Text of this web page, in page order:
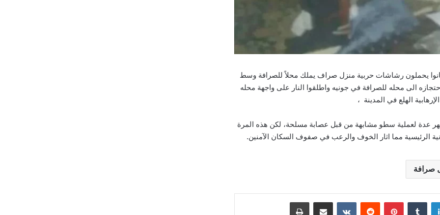
يحملون رشاشات حربية منزل صراف يملك محلاً للصرافة وسط
الى محله للصرافة في جونيه واطلقوا النار على واجهة محله
الهلع في المدينة ،
عدة لعملية سطو مشابهة من قبل عصابة مسلحة، لكن هذه المرة
الرئيسية مما اثار الخوف والرعب في صفوف السكان الآمنين.
صرافة
لينكدإن بينتيريست مشاركة عبر البريد طباعة